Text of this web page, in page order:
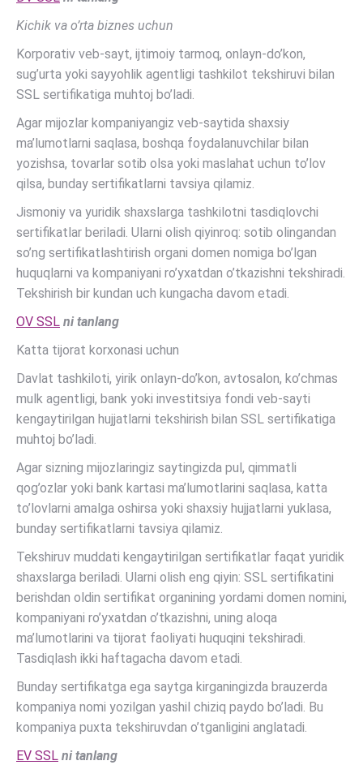
Kichik va o’rta biznes uchun
Korporativ veb-sayt, ijtimoiy tarmoq, onlayn-do’kon,
sug’urta yoki sayyohlik agentligi tashkilot tekshiruvi bilan
SSL sertifikatiga muhtoj bo’ladi.
Agar mijozlar kompaniyangiz veb-saytida shaxsiy
ma’lumotlarni saqlasa, boshqa foydalanuvchilar bilan
yozishsa, tovarlar sotib olsa yoki maslahat uchun to’lov
qilsa, bunday sertifikatlarni tavsiya qilamiz.
Jismoniy va yuridik shaxslarga tashkilotni tasdiqlovchi
sertifikatlar beriladi. Ularni olish qiyinroq: sotib olingandan
so’ng sertifikatlashtirish organi domen nomiga bo’lgan
huquqlarni va kompaniyani ro’yxatdan o’tkazishni tekshiradi.
Tekshirish bir kundan uch kungacha davom etadi.
OV SSL ni tanlang
Katta tijorat korxonasi uchun
Davlat tashkiloti, yirik onlayn-do’kon, avtosalon, ko’chmas
mulk agentligi, bank yoki investitsiya fondi veb-sayti
kengaytirilgan hujjatlarni tekshirish bilan SSL sertifikatiga
muhtoj bo’ladi.
Agar sizning mijozlaringiz saytingizda pul, qimmatli
qog’ozlar yoki bank kartasi ma’lumotlarini saqlasa, katta
to’lovlarni amalga oshirsa yoki shaxsiy hujjatlarni yuklasa,
bunday sertifikatlarni tavsiya qilamiz.
Tekshiruv muddati kengaytirilgan sertifikatlar faqat yuridik
shaxslarga beriladi. Ularni olish eng qiyin: SSL sertifikatini
berishdan oldin sertifikat organining yordami domen nomini,
kompaniyani ro’yxatdan o’tkazishni, uning aloqa
ma’lumotlarini va tijorat faoliyati huquqini tekshiradi.
Tasdiqlash ikki haftagacha davom etadi.
Bunday sertifikatga ega saytga kirganingizda brauzerda
kompaniya nomi yozilgan yashil chiziq paydo bo’ladi. Bu
kompaniya puxta tekshiruvdan o’tganligini anglatadi.
EV SSL ni tanlang